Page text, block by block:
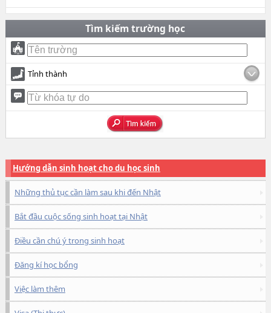
Tìm kiếm trường học
Tỉnh thành
Hướng dẫn sinh hoạt cho du học sinh
Những thủ tục cần làm sau khi đến Nhật
Bắt đầu cuộc sống sinh hoạt tại Nhật
Điều cần chú ý trong sinh hoạt
Đăng kí học bổng
Việc làm thêm